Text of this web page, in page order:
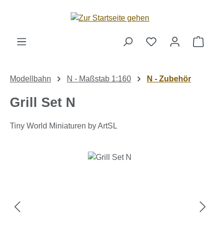
Zum Hauptinhalt springen
Modellbahn N - Maßstab 1:160 N - Zubehör
Grill Set N
Tiny World Miniaturen by ArtSL
Bildergalerie überspringen